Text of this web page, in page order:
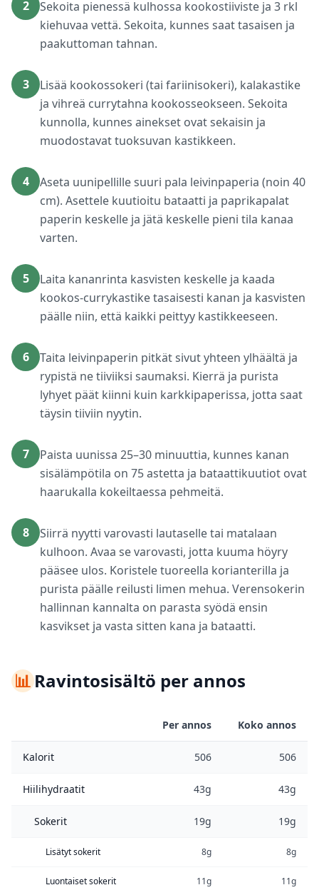
2
Sekoita pienessä kulhossa kookostiiviste ja 3 rkl
kiehuvaa vettä. Sekoita, kunnes saat tasaisen ja
paakuttoman tahnan.
3
Lisää kookossokeri (tai fariinisokeri), kalakastike
ja vihreä currytahna kookosseokseen. Sekoita
kunnolla, kunnes ainekset ovat sekaisin ja
muodostavat tuoksuvan kastikkeen.
4
Aseta uunipellille suuri pala leivinpaperia (noin 40
cm). Asettele kuutioitu bataatti ja paprikapalat
paperin keskelle ja jätä keskelle pieni tila kanaa
varten.
5
Laita kananrinta kasvisten keskelle ja kaada
kookos-currykastike tasaisesti kanan ja kasvisten
päälle niin, että kaikki peittyy kastikkeeseen.
6
Taita leivinpaperin pitkät sivut yhteen ylhäältä ja
rypistä ne tiiviiksi saumaksi. Kierrä ja purista
lyhyet päät kiinni kuin karkkipaperissa, jotta saat
täysin tiiviin nyytin.
7
Paista uunissa 25–30 minuuttia, kunnes kanan
sisälämpötila on 75 astetta ja bataattikuutiot ovat
haarukalla kokeiltaessa pehmeitä.
8
Siirrä nyytti varovasti lautaselle tai matalaan
kulhoon. Avaa se varovasti, jotta kuuma höyry
pääsee ulos. Koristele tuoreella korianterilla ja
purista päälle reilusti limen mehua. Verensokerin
hallinnan kannalta on parasta syödä ensin
kasvikset ja vasta sitten kana ja bataatti.
📊Ravintosisältö per annos
Per annos Koko annos
Kalorit 506 506
Hiilihydraatit 43g 43g
Sokerit 19g 19g
Lisätyt sokerit 8g 8g
Luontaiset sokerit 11g 11g